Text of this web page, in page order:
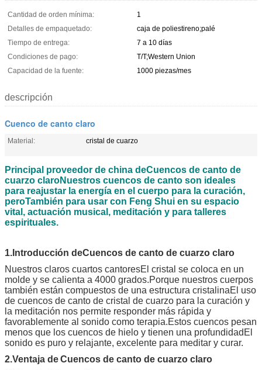
Cantidad de orden mínima:
1
Detalles de empaquetado:
caja de poliestireno;palé
Tiempo de entrega:
7 a 10 días
Condiciones de pago:
T/T;Western Union
Capacidad de la fuente:
1000 piezas/mes
descripción
Cuenco de canto claro
Material: cristal de cuarzo
Principal proveedor de china deCuencos de canto de
cuarzo claroNuestros cuencos de canto son ideales
para reajustar la energía en el cuerpo para la curación,
peroTambién para usar con Feng Shui en su espacio
vital, actuación musical, meditación y para talleres
espirituales.
1.Introducción deCuencos de canto de cuarzo claro
Nuestros claros cuartos cantoresEl cristal se coloca en un
molde y se calienta a 4000 grados.Porque nuestros cuerpos
también están compuestos de una estructura cristalinaEl uso
de cuencos de canto de cristal de cuarzo para la curación y
la meditación nos permite responder más rápida y
favorablemente al sonido como terapia.Estos cuencos pesan
menos que los cuencos de hielo y tienen una profundidadEl
sonido es puro y relajante, excelente para meditar y curar.
2.Ventaja deCuencos de canto de cuarzo claro